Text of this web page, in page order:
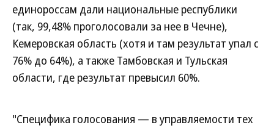
единороссам дали национальные республики
(так, 99,48% проголосовали за нее в Чечне),
Кемеровская область (хотя и там результат упал с
76% до 64%), а также Тамбовская и Тульская
области, где результат превысил 60%.
"Специфика голосования — в управляемости тех